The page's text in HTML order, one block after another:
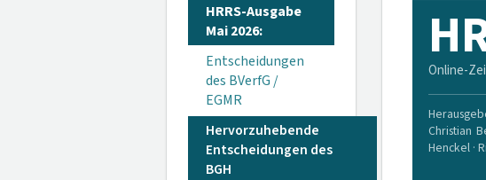
HRRS-Ausgabe
Mai 2026:
Entscheidungen
des BVerfG /
EGMR
Hervorzuhebende
Entscheidungen des
BGH
Online-
Christian
Henckel ·